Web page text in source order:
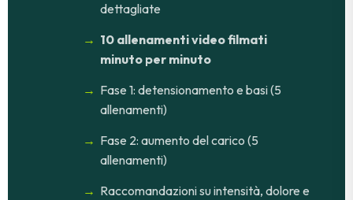
dettagliate
10 allenamenti video filmati
minuto per minuto
Fase 1: detensionamento e basi (5
allenamenti)
Fase 2: aumento del carico (5
allenamenti)
Raccomandazioni su intensità, dolore e